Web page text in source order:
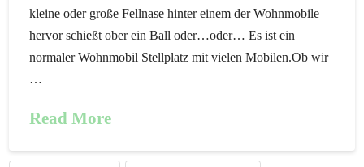
kleine oder große Fellnase hinter einem der Wohnmobile
hervor schießt ober ein Ball oder…oder… Es ist ein
normaler Wohnmobil Stellplatz mit vielen Mobilen.Ob wir
…
Read More